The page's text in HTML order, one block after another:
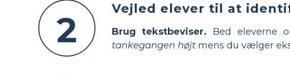
2
Vejled elever til at
Brug tekstbeviser. Bed eleverne
tankegangen højt mens du vælger